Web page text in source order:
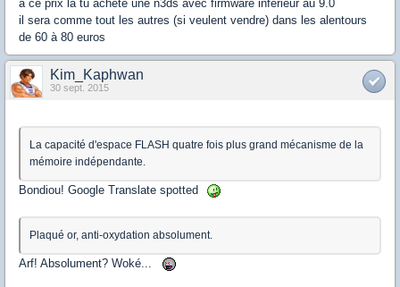
a ce prix la tu achete une n3ds avec firmware inférieur au 9.0
il sera comme tout les autres (si veulent vendre) dans les alentours
de 60 à 80 euros
Kim_Kaphwan
30 sept. 2015
La capacité d'espace FLASH quatre fois plus grand mécanisme de la
mémoire indépendante.
Bondiou! Google Translate spotted
Plaqué or, anti-oxydation absolument.
Arf! Absolument? Woké...